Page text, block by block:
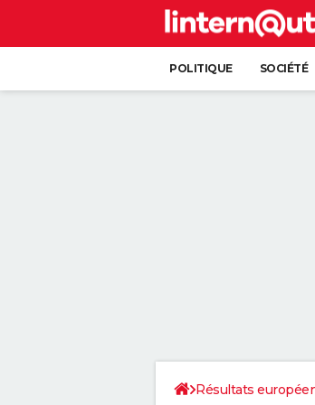
POLITIQUE SOCIÉTÉ
Résultats